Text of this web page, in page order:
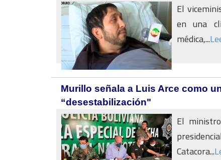
El
en una
médica,...
Murillo señala a Luis Arce como
“desestabilización"
El
Catacora...